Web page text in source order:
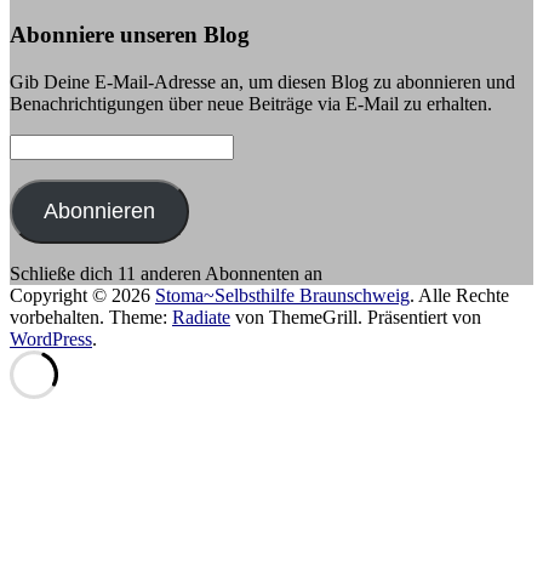
Abonniere unseren Blog
Gib Deine E-Mail-Adresse an, um diesen Blog zu abonnieren und
Benachrichtigungen über neue Beiträge via E-Mail zu erhalten.
Mail-
Adresse:
Abonnieren
Schließe dich 11 anderen Abonnenten an
Copyright © 2026 Stoma~Selbsthilfe Braunschweig. Alle Rechte
vorbehalten. Theme: Radiate von ThemeGrill. Präsentiert von
WordPress.